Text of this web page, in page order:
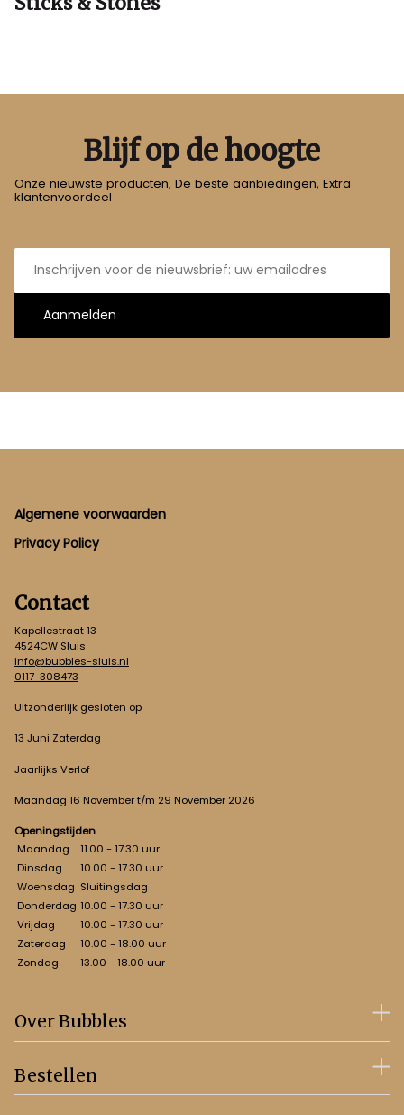
Blijf op de hoogte
Onze nieuwste producten, De beste aanbiedingen, Extra
klantenvoordeel
E-
mailadres
Aanmelden
Footer
Algemene voorwaarden
Privacy Policy
Contact
Kapellestraat 13
4524CW Sluis
info@bubbles-sluis.nl
0117-308473
Uitzonderlijk gesloten op
13 Juni Zaterdag
Jaarlijks Verlof
Maandag 16 November t/m 29 November 2026
Openingstijden
Maandag
11.00 - 17.30 uur
Dinsdag
10.00 - 17.30 uur
Woensdag Sluitingsdag
Donderdag 10.00 - 17.30 uur
Vrijdag
10.00 - 17.30 uur
Zaterdag
10.00 - 18.00 uur
Zondag
13.00 - 18.00 uur
Over Bubbles
Bestellen